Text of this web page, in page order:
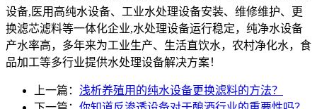
设备,医用高纯水设备、工业水处理设备安装、维修维护、更
换滤芯滤料等一体化企业,水处理设备运行稳定，纯净水设备
产水率高，多年来为工业生产、生活直饮水，农村净化水，食
品加工等多行业提供水处理设备解决方案！
上一篇： 浅析养殖用的纯水设备更换滤料的方法？